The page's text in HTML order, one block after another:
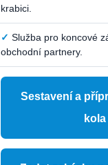
krabici.
✓ Služba pro koncové
obchodní partnery.
Sestavení a
kola